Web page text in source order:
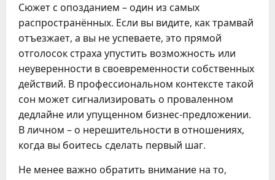
Сюжет с опозданием – один из самых
распространённых. Если вы видите, как трамвай
отъезжает, а вы не успеваете, это прямой
отголосок страха упустить возможность или
неуверенности в своевременности собственных
действий. В профессиональном контексте такой
сон может сигнализировать о проваленном
дедлайне или упущенном бизнес-предложении.
В личном – о нерешительности в отношениях,
когда вы боитесь сделать первый шаг.
Не менее важно обратить внимание на то,